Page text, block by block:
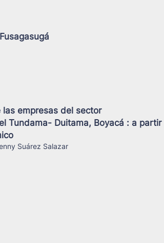
empresas del sector
Tundama- Duitama, Boyacá : a partir
Suárez Salazar